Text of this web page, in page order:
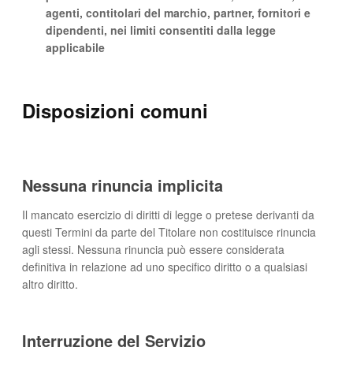
agenti, contitolari del marchio, partner, fornitori e
dipendenti, nei limiti consentiti dalla legge
applicabile
Disposizioni comuni
Nessuna rinuncia implicita
Il mancato esercizio di diritti di legge o pretese derivanti da
questi Termini da parte del Titolare non costituisce rinuncia
agli stessi. Nessuna rinuncia può essere considerata
definitiva in relazione ad uno specifico diritto o a qualsiasi
altro diritto.
Interruzione del Servizio